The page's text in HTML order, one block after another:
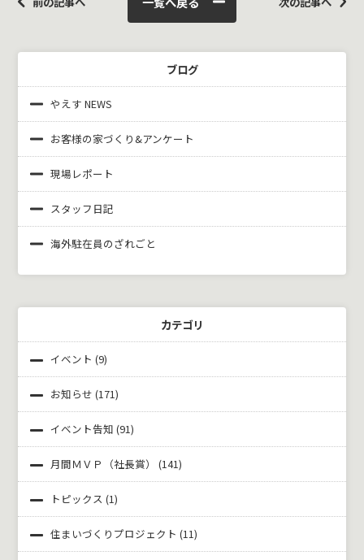
ブログ
やえす NEWS
お客様の家づくり&アンケート
現場レポート
スタッフ日記
海外駐在員のざれごと
カテゴリ
イベント (9)
お知らせ (171)
イベント告知 (91)
月間ＭＶＰ（社長賞） (141)
トピックス (1)
住まいづくりプロジェクト (11)